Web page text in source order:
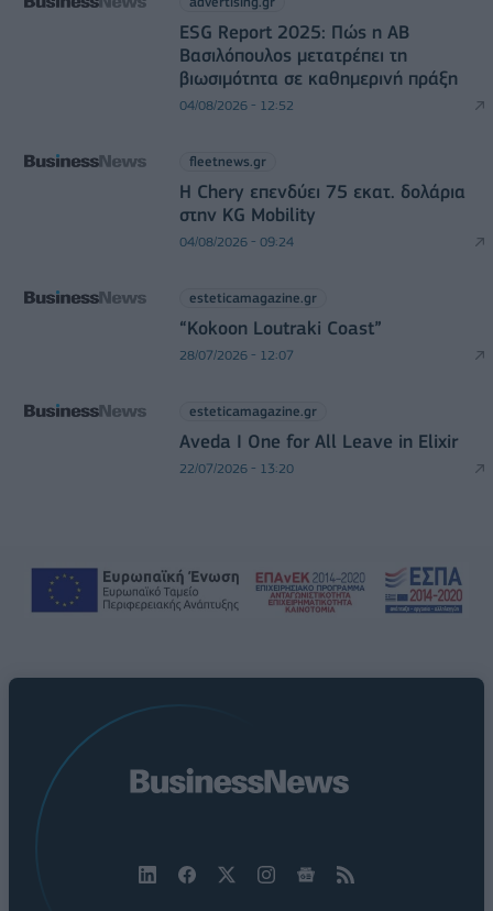
ESG Report 2025: Πώς η ΑΒ
Βασιλόπουλος μετατρέπει τη
βιωσιμότητα σε καθημερινή πράξη
04/08/2026 - 12:52
fleetnews.gr
Η Chery επενδύει 75 εκατ. δολάρια
στην KG Mobility
04/08/2026 - 09:24
esteticamagazine.gr
“Kokoon Loutraki Coast”
28/07/2026 - 12:07
esteticamagazine.gr
Aveda I One for All Leave in Elixir
22/07/2026 - 13:20